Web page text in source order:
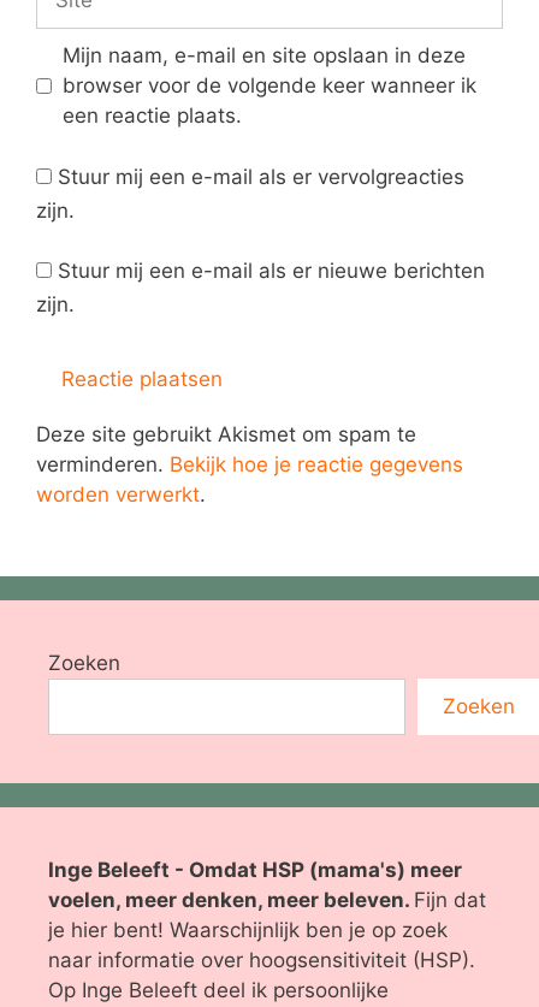
Mijn naam, e-mail en site opslaan in deze
browser voor de volgende keer wanneer ik
een reactie plaats.
Stuur mij een e-mail als er vervolgreacties
zijn.
Stuur mij een e-mail als er nieuwe berichten
zijn.
Deze site gebruikt Akismet om spam te
verminderen. Bekijk hoe je reactie gegevens
worden verwerkt.
Zoeken
Zoeken
Inge Beleeft - Omdat HSP (mama's) meer
voelen, meer denken, meer beleven. Fijn dat
je hier bent! Waarschijnlijk ben je op zoek
naar informatie over hoogsensitiviteit (HSP).
Op Inge Beleeft deel ik persoonlijke